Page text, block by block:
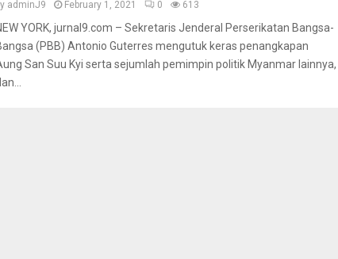
adminJ9 February 1, 2021 0 613
YORK, jurnal9.com – Sekretaris Jenderal Perserikatan Bangsa-
(PBB) Antonio Guterres mengutuk keras penangkapan
San Suu Kyi serta sejumlah pemimpin politik Myanmar lainnya,